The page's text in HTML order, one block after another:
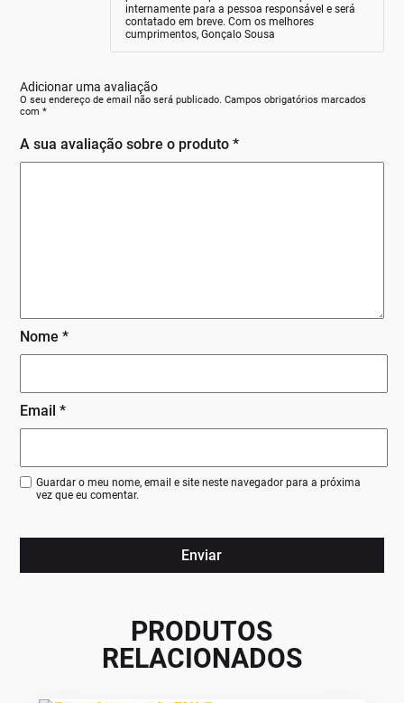
internamente para a pessoa responsável e será
contatado em breve. Com os melhores
cumprimentos, Gonçalo Sousa
Adicionar uma avaliação
O seu endereço de email não será publicado. Campos obrigatórios marcados
com*
A sua avaliação sobre o produto*
Nome*
Email*
Guardar o meu nome, email e site neste navegador para a próxima
vez que eu comentar.
PRODUTOS
RELACIONADOS